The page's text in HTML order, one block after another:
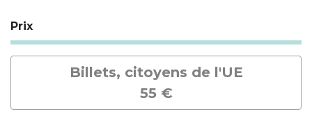
Prix
Billets, citoyens de l'UE
55 €